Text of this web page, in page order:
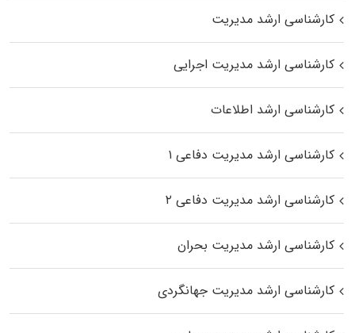
کارشناسی ارشد مدیریت
کارشناسی ارشد مدیریت اجرایی
کارشناسی ارشد اطلاعات
کارشناسی ارشد مدیریت دفاعی ۱
کارشناسی ارشد مدیریت دفاعی ۲
کارشناسی ارشد مدیریت بحران
کارشناسی ارشد مدیریت جهانگردی